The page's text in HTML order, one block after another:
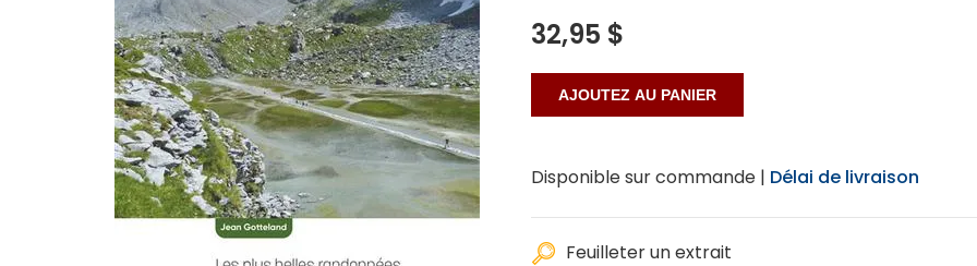
32,95 $
Disponible sur commande | Délai de livraison
Feuilleter un extrait